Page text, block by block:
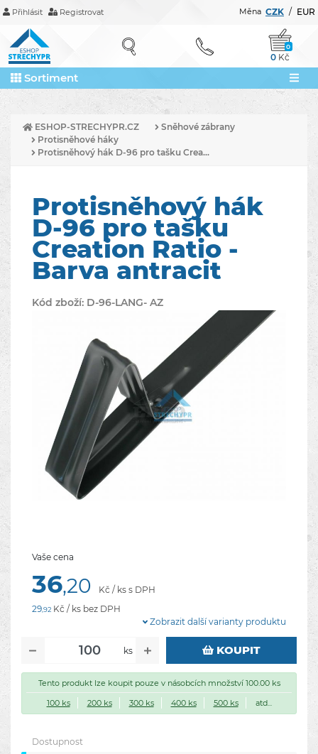
Přihlásit Registrovat CZK / EUR
Měna
0
0 Kč
Sortiment
ESHOP-STRECHYPR.CZ
Sněhové zábrany
Protisněhové háky
Protisněhový hák D-96 pro tašku Crea...
Protisněhový hák
D-96 pro tašku
Creation Ratio -
Barva antracit
Kód zboží: D-96-LANG- AZ
Vaše cena
36,20
Kč / ks s DPH
29,92 Kč / ks bez DPH
Zobrazit další varianty produktu
ks KOUPIT
Tento produkt lze koupit pouze v násobcích množství 100.00 ks
100 ks
200 ks 300 ks 400 ks 500 ks atd...
Dostupnost